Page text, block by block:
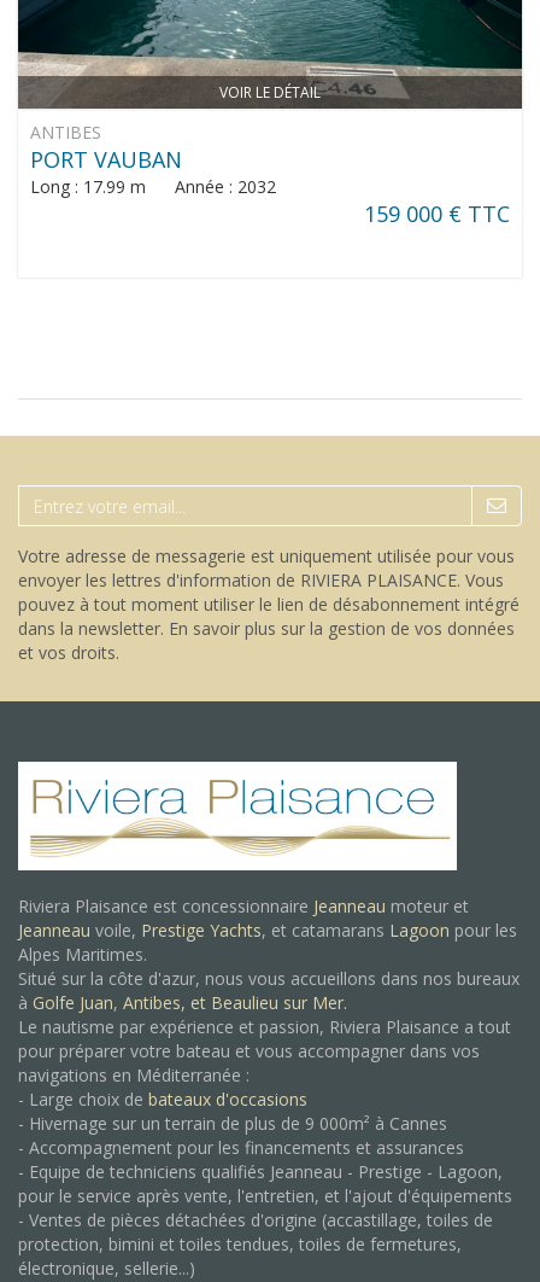
VOIR LE DÉTAIL
ANTIBES
PORT VAUBAN
Long : 17.99 m Année : 2032
159 000 € TTC
Votre adresse de messagerie est uniquement utilisée pour vous
envoyer les lettres d'information de RIVIERA PLAISANCE. Vous
pouvez à tout moment utiliser le lien de désabonnement intégré
dans la newsletter. En savoir plus sur la gestion de vos données
et vos droits.
Riviera Plaisance est concessionnaire Jeanneau moteur et
Jeanneau voile, Prestige Yachts, et catamarans Lagoon pour les
Alpes Maritimes.
Situé sur la côte d'azur, nous vous accueillons dans nos bureaux
à Golfe Juan, Antibes, et Beaulieu sur Mer.
Le nautisme par expérience et passion, Riviera Plaisance a tout
pour préparer votre bateau et vous accompagner dans vos
navigations en Méditerranée :
- Large choix de bateaux d'occasions
- Hivernage sur un terrain de plus de 9 000m² à Cannes
- Accompagnement pour les financements et assurances
- Equipe de techniciens qualifiés Jeanneau - Prestige - Lagoon,
pour le service après vente, l'entretien, et l'ajout d'équipements
- Ventes de pièces détachées d'origine (accastillage, toiles de
protection, bimini et toiles tendues, toiles de fermetures,
électronique, sellerie...)